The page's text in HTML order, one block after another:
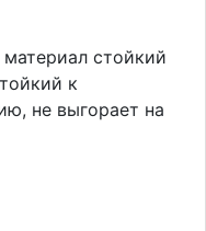
стойкий
к
не выгорает на